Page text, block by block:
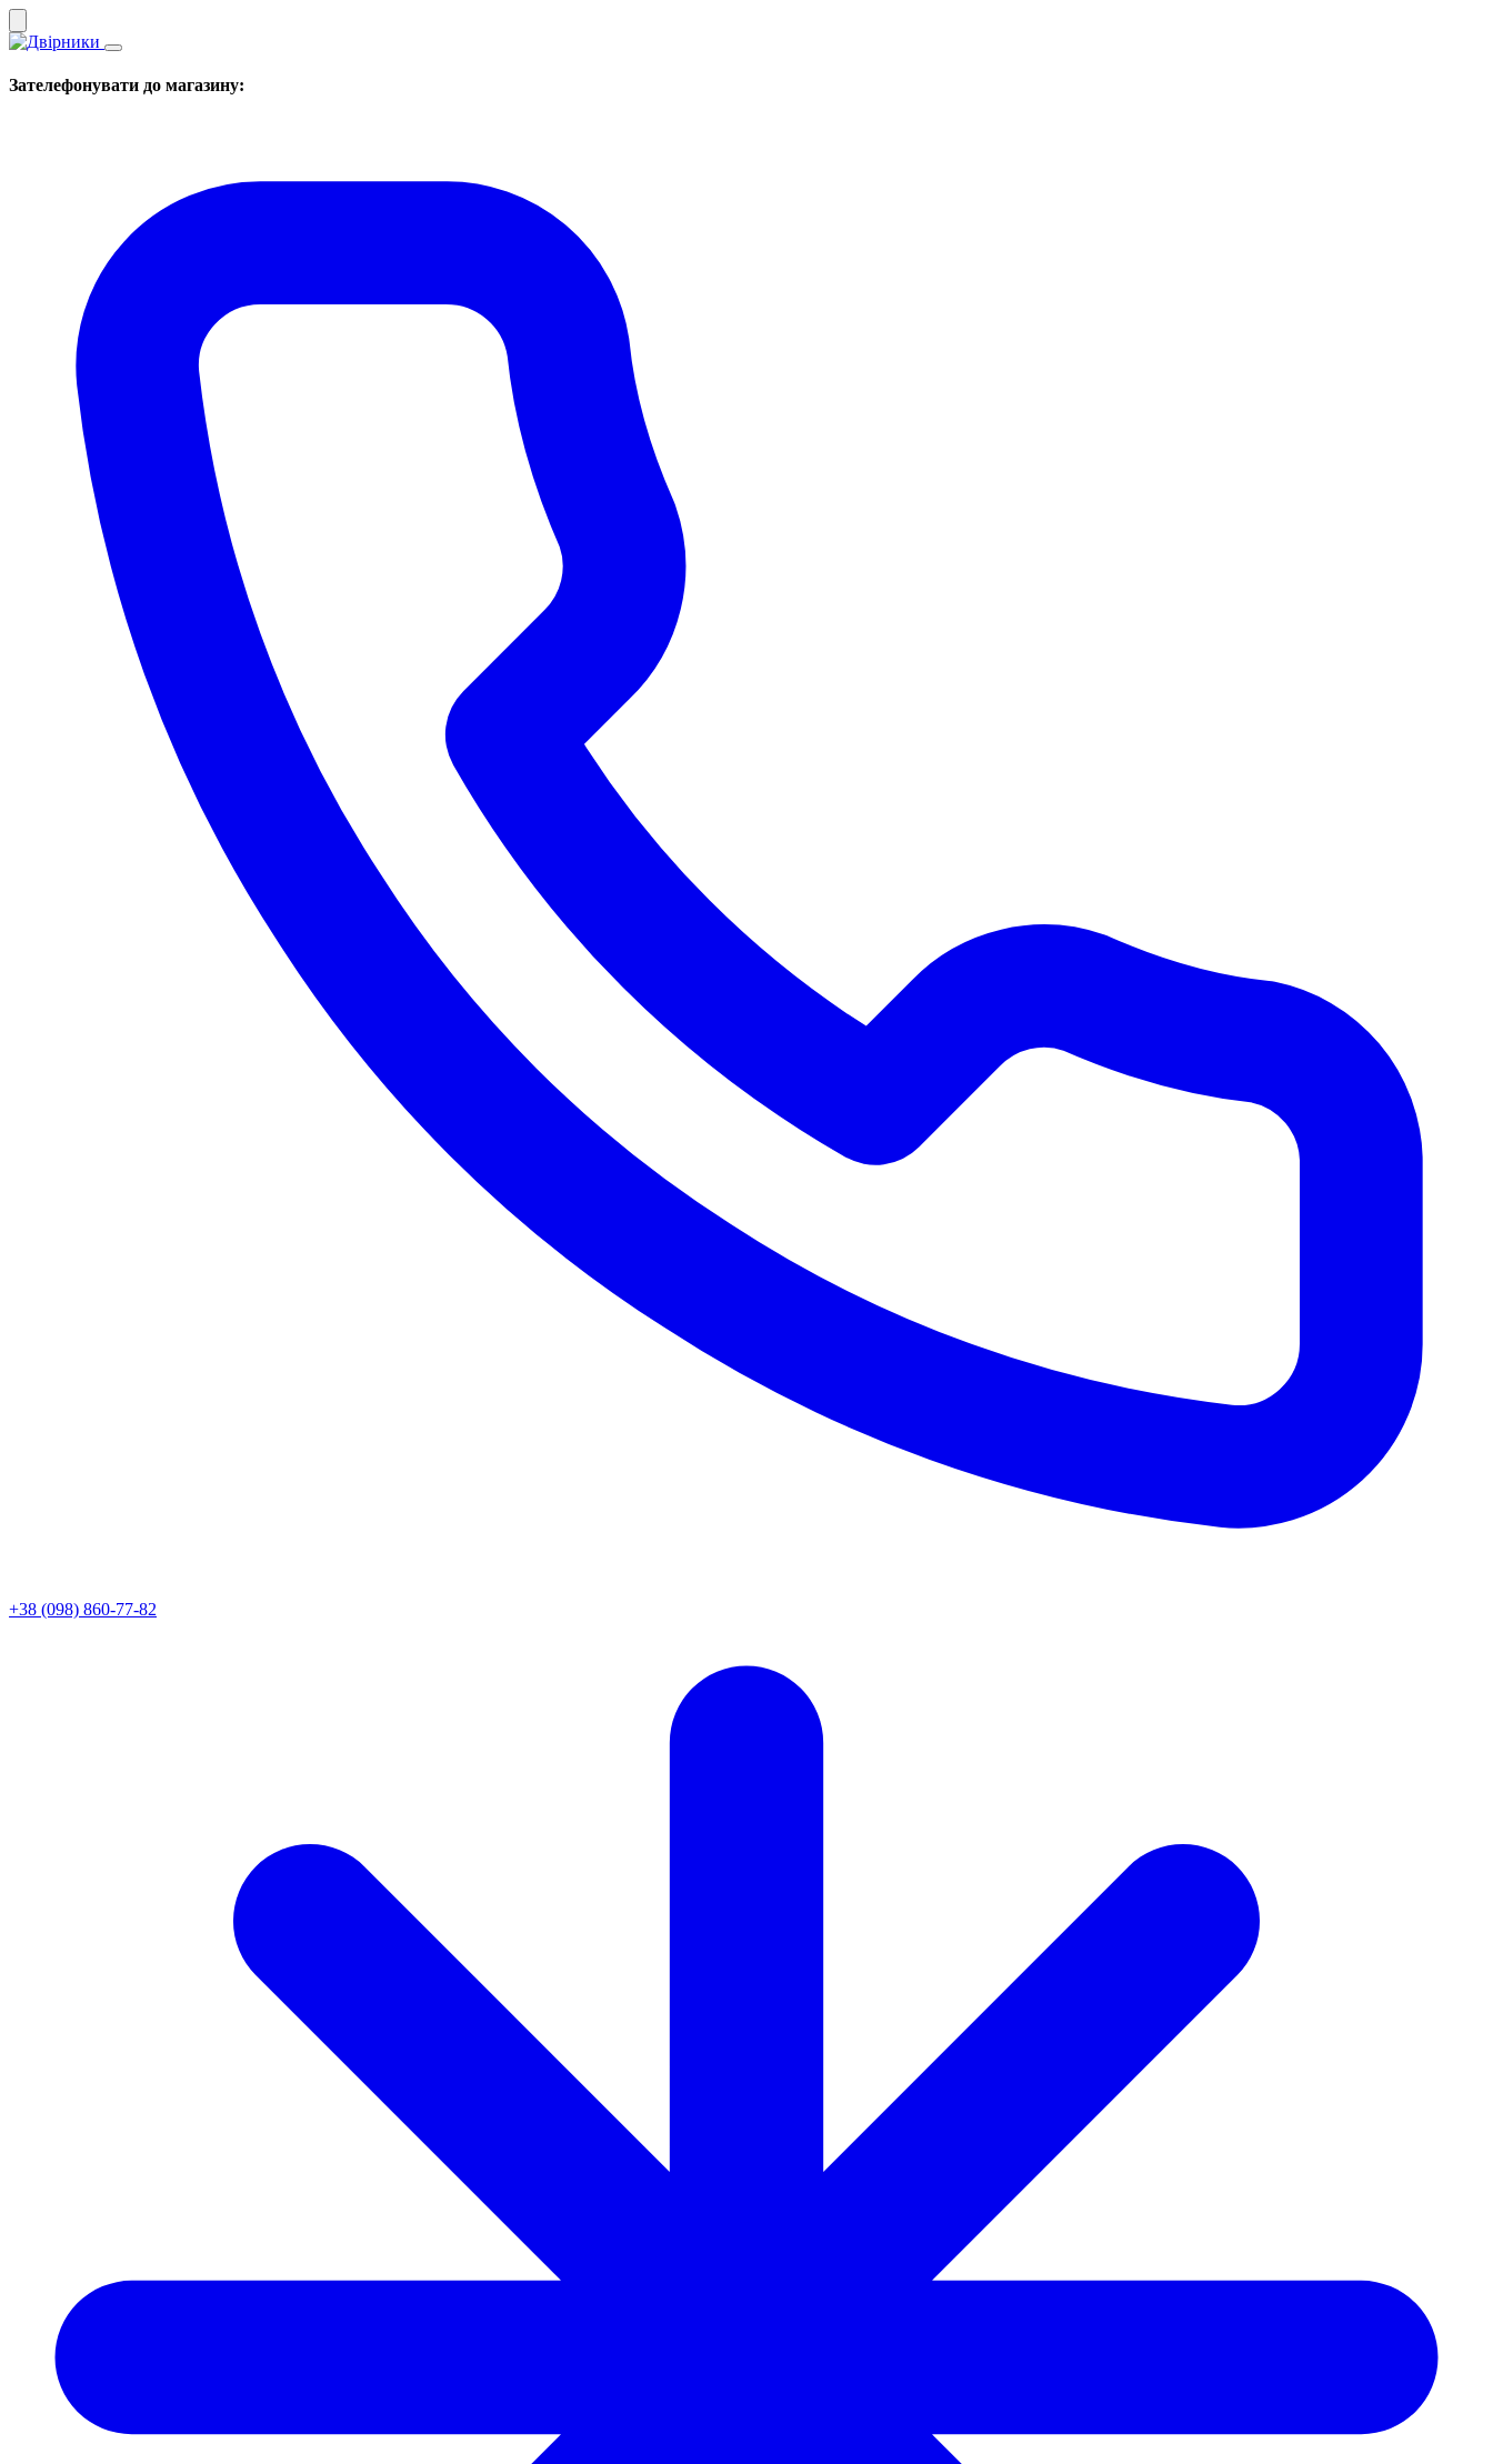
Зателефонувати до магазину:
+38 (098) 860-77-82